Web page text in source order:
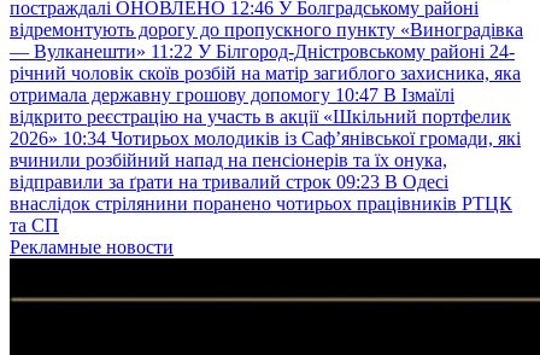
постраждалі ОНОВЛЕНО 12:46 У Болградському районі
відремонтують дорогу до пропускного пункту «Виноградівка
— Вулканешти» 11:22 У Білгород-Дністровському районі 24-
річний чоловік скоїв розбій на матір загиблого захисника, яка
отримала державну грошову допомогу 10:47 В Ізмаїлі
відкрито реєстрацію на участь в акції «Шкільний портфелик
2026» 10:34 Чотирьох молодиків із Саф’янівської громади, які
вчинили розбійний напад на пенсіонерів та їх онука,
відправили за ґрати на тривалий строк 09:23 В Одесі
внаслідок стрілянини поранено чотирьох працівників РТЦК
та СП
Рекламные новости